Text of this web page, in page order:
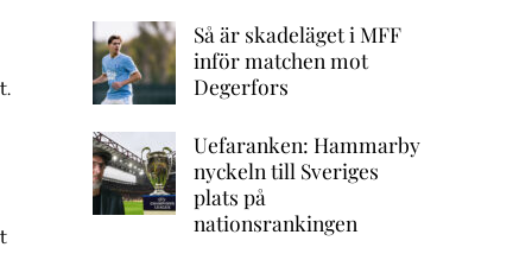
Så är skadeläget i MFF
inför matchen mot
Degerfors
Uefaranken: Hammarby
nyckeln till Sveriges
plats på
nationsrankingen